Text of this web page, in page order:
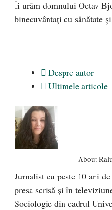
Îi urăm domnului Octav
binecuvântați cu sănătate
Despre autor
Ultimele articole
About
Jurnalist cu peste 10 ani
presa scrisă și în
Sociologie din cadrul